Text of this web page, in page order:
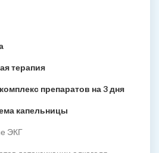
терапия
препаратов на 3 дня
капельницы
ЭКГ